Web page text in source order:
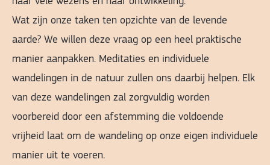
Wat zijn onze taken ten opzichte van de levende
aarde? We willen deze vraag op een heel praktische
manier aanpakken. Meditaties en individuele
wandelingen in de natuur zullen ons daarbij helpen. Elk
van deze wandelingen zal zorgvuldig worden
voorbereid door een afstemming die voldoende
vrijheid laat om de wandeling op onze eigen individuele
manier uit te voeren.